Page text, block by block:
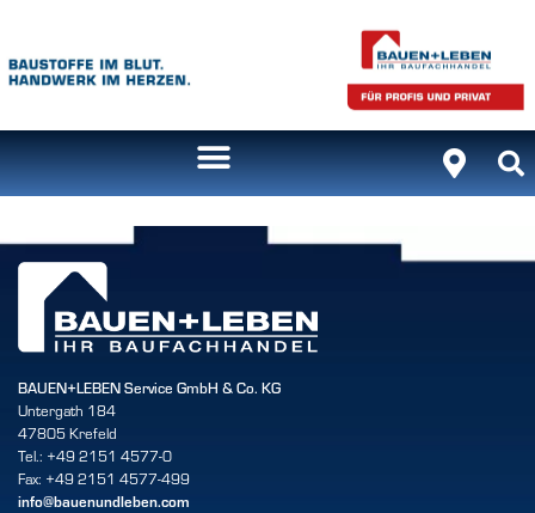
BAUEN+LEBEN Service GmbH & Co. KG
Untergath 184
47805 Krefeld
Tel.: +49 2151 4577-0
Fax: +49 2151 4577-499
info@bauenundleben.com